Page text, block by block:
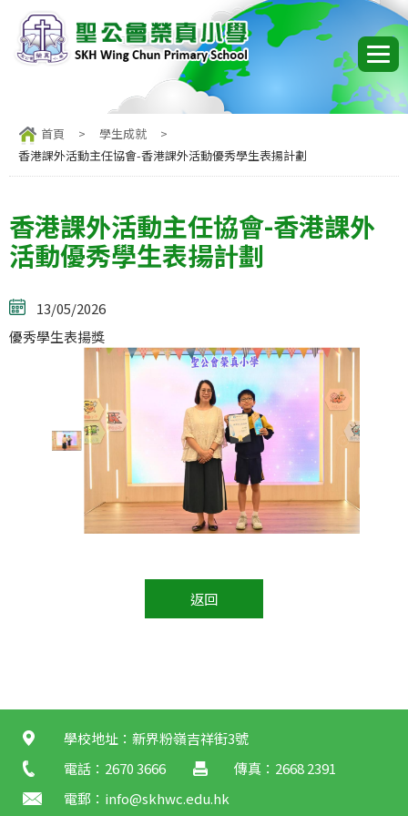
首頁 > 學生成就
>
香港課外活動主任協會-香港課外活動優秀學生表揚計劃
香港課外活動主任協會-香港課外
活動優秀學生表揚計劃
13/05/2026
優秀學生表揚獎
返回
學校地址：新界粉嶺吉祥街3號
電話：2670 3666
傳真：2668 2391
電郵： info@skhwc.edu.hk